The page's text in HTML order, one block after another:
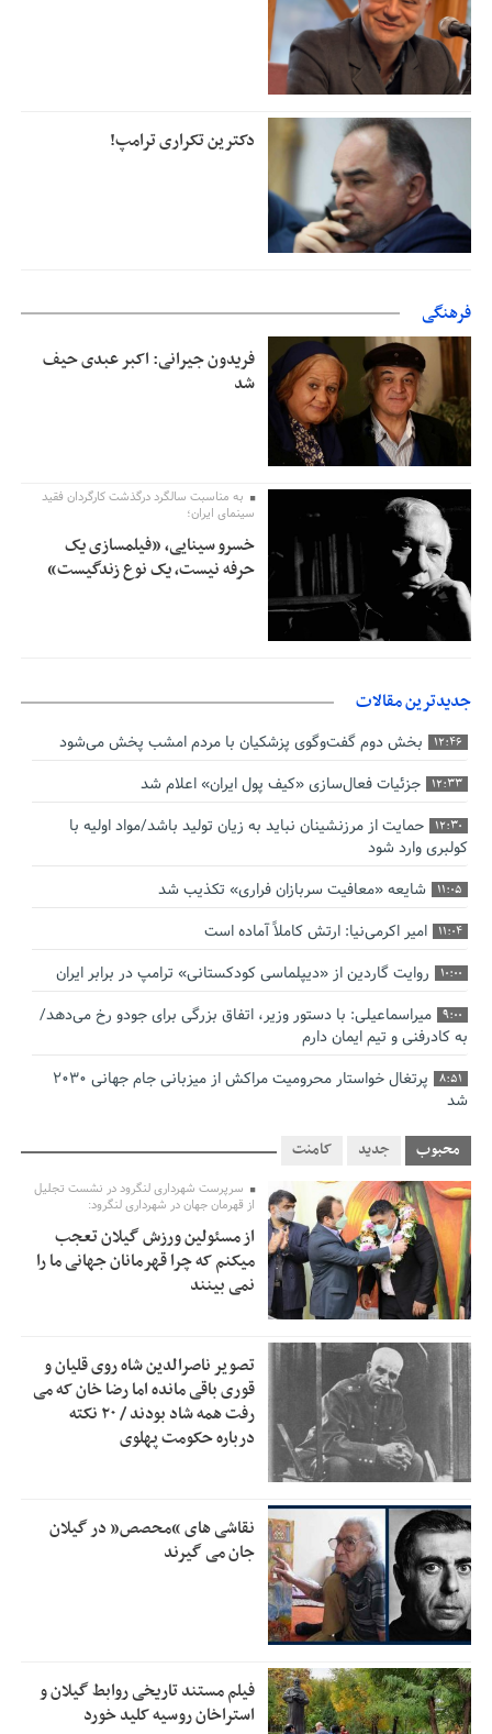
دکترین تکراری ترامپ!
فرهنگی
فریدون جیرانی: اکبر عبدی حیف
شد
به مناسبت سالگرد درگذشت کارگردان فقید
سینمای ایران؛
خسرو سینایی، «فیلمسازی یک
حرفه نیست، یک نوع زندگیست»
جدیدترین مقالات
12:46 بخش دوم گفت‌وگوی پزشکیان با مردم امشب پخش می‌شود
12:33 جزئیات فعال‌سازی «کیف پول ایران» اعلام شد
12:30
حمایت از مرزنشینان نباید به زیان تولید باشد/مواد اولیه با
کولبری وارد شود
11:05 شایعه «معافیت سربازان فراری» تکذیب شد
11:04 امیر اکرمی‌نیا: ارتش کاملاً آماده است
10:00 روایت گاردین از «دیپلماسی کودکستانی» ترامپ در برابر ایران
9:00
میراسماعیلی: با دستور وزیر، اتفاق بزرگی برای جودو رخ می‌دهد/
به کادرفنی و تیم ایمان دارم
8:51
پرتغال خواستار محرومیت مراکش از میزبانی جام جهانی ۲۰۳۰
شد
8:41 فریدون جیرانی: اکبر عبدی حیف شد
0:58
تسهیلات اشتغالزایی در اختیار نهادهای حمایتی باید براساس
اولویت‌های گیلان پرداخت شود
2:53
زمان جلسه سرنوشت‌ساز هیات رئیسه فدراسیون فوتبال با حضور
قلعه‌نویی مشخص شد
2:50
دفتر رهبر انقلاب: مطالب خارج از مراجع رسمی فاقد سندیت
2:46
بقائی: فضای مذاکرات فنی و سیاسی ایران و عمان درباره تنگه
هرمز، مثبت است
1:30
رئیس سازمان جهاد کشاورزی استان: کشاورزان گیلان نسبت به
دریافت یارانه کود اقدام کنند
1:00 تمدید مهلت اظهارنامه‌های مالیاتی سال ۱۴۰۴ تا پایان شهریورماه
محبوب جدید کامنت
سرپرست شهرداری لنگرود در نشست تجلیل
از قهرمان جهان در شهرداری لنگرود:
از مسئولین ورزش گیلان تعجب
میکنم که چرا قهرمانان جهانی ما را
نمی بینند
تصویر ناصرالدین شاه روی قلیان و
قوری باقی مانده اما رضا خان که می
رفت همه شاد بودند / ۲۰ نکته
درباره حکومت پهلوی
نقاشی های “محصص” در گیلان
جان می گیرند
فیلم مستند تاریخی روابط گیلان و
استراخان روسیه کلید خورد